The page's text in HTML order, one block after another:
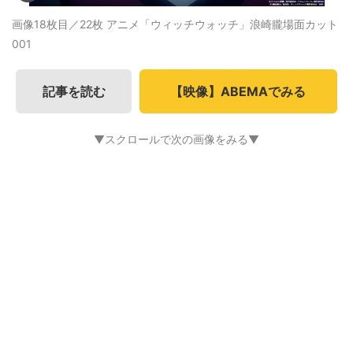
画像18枚目／22枚 アニメ「ウィッチウォッチ」浪崎朧場面カット
001
記事を読む 【映像】ABEMAでみる
▼スクロールで次の画像をみる▼